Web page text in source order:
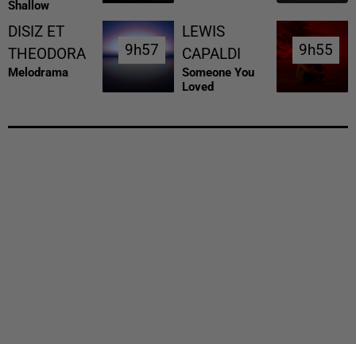
Shallow
DISIZ ET
THEODORA
Melodrama
9h57
9h57
LEWIS
CAPALDI
Someone You
Loved
9h55
9h55